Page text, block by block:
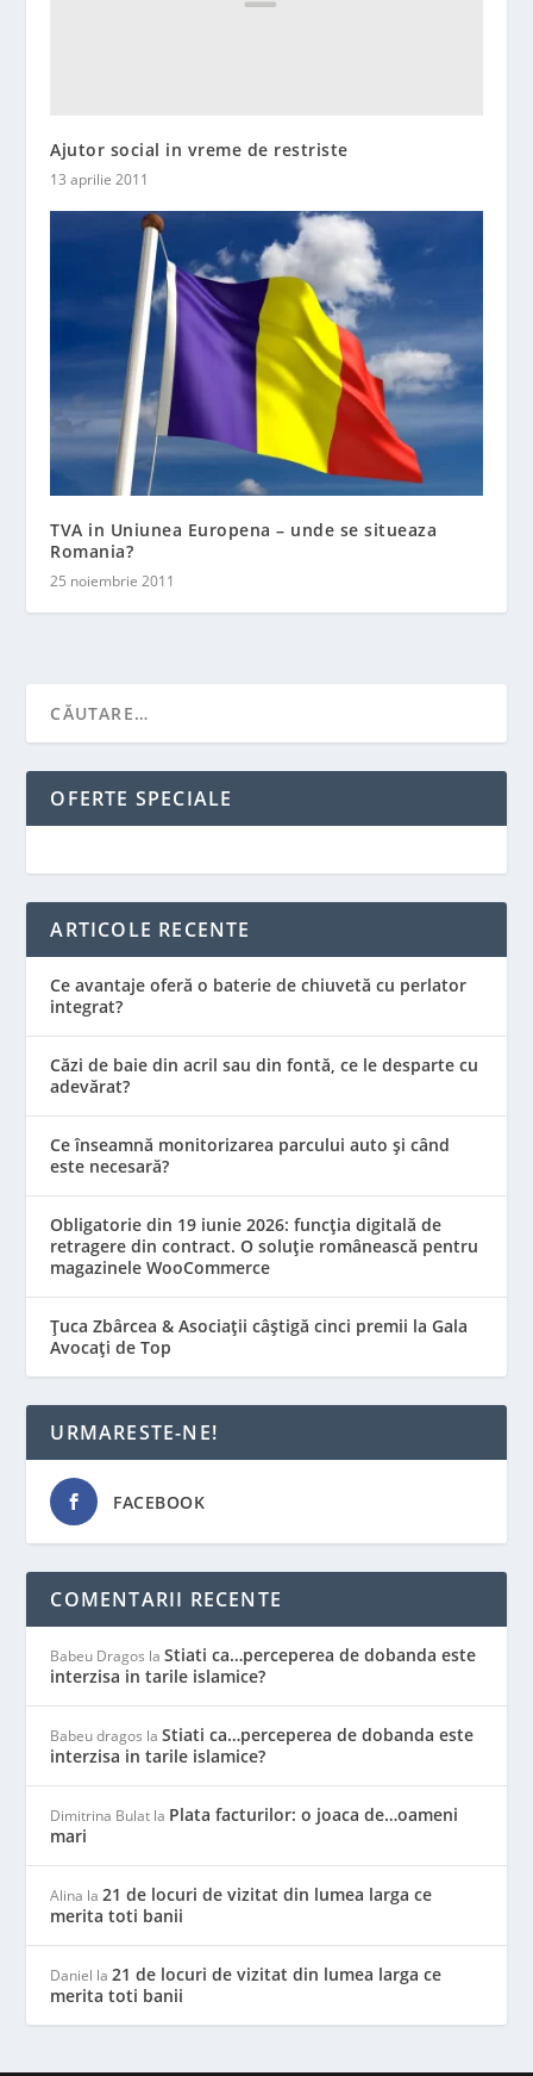
Ajutor social in vreme de restriste
13 aprilie 2011
TVA in Uniunea Europena – unde se situeaza
Romania?
25 noiembrie 2011
OFERTE SPECIALE
ARTICOLE RECENTE
Ce avantaje oferă o baterie de chiuvetă cu perlator
integrat?
Căzi de baie din acril sau din fontă, ce le desparte cu
adevărat?
Ce înseamnă monitorizarea parcului auto și când
este necesară?
Obligatorie din 19 iunie 2026: funcția digitală de
retragere din contract. O soluție românească pentru
magazinele WooCommerce
Țuca Zbârcea & Asociații câștigă cinci premii la Gala
Avocați de Top
URMARESTE-NE!
FACEBOOK
COMENTARII RECENTE
Babeu Dragos laStiati ca…perceperea de dobanda este
interzisa in tarile islamice?
Babeu dragos laStiati ca…perceperea de dobanda este
interzisa in tarile islamice?
Dimitrina Bulat la Plata facturilor: o joaca de…oameni
mari
Alina la21 de locuri de vizitat din lumea larga ce
merita toti banii
Daniel la21 de locuri de vizitat din lumea larga ce
merita toti banii